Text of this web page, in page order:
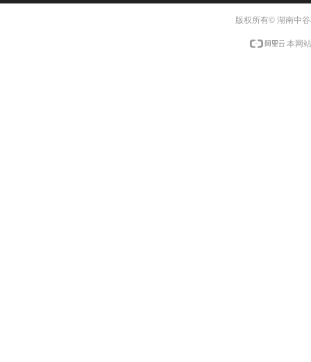
版权所有© 湖南中
本网